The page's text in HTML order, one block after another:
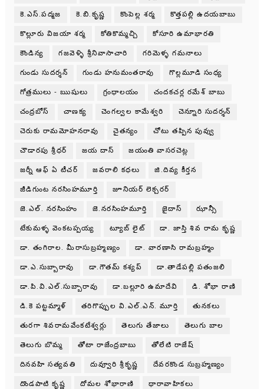
కె.ఎస్.పద్మజ కె.బి.కృష్ణ కొంపెల్ల శర్మ కొత్తపల్లి ఉదయబాబు
కొల్లూరు విజయా శర్మ కోతికొమ్మచ్చి కోసూరి ఉమాభారతి
కౌండిన్య గజవెళ్ళి శ్రీనివాసాచారి గరిమెళ్ళ గమనాలు
గుండు సుదర్శన్ గుండు హనుమంతరావు గొల్లమూడి సంధ్య
గోత్రములు - ఋషులు గ్రంధాలయం చందకచర్ల రమేశ్ బాబు
చంద్రబోస్ చాణక్య చెంగల్వల కామేశ్వరి చెన్నూరి సుదర్శన్
చెరుకు రామమోహనరావు చైతన్యం చోటు తప్పిన పువ్వు
చౌడారపు శ్రీధర్ జయ దాస్ జయంతి వాసరచెట్ల
జర్నీ ఆఫ్ ఏ టీచర్ జవరాలి కధలు జి.దివ్య కీర్తన
జీడిగుంట నరసింహమూర్తి జూనియర్ లెక్చరర్
జె.ఎల్. నరసింహం జె.నరసింహమూర్తి జైదాస్ ఝాన్సీ
టేకుమళ్ళ వెంకటప్పయ్య ట్యూబ్ లైట్ డా. జాస్తి శివ రామ కృష్ణ
డా. తంగిరాల. మీరాసుబ్రహ్మణ్యం డా. వారణాసి రామబ్రహ్మం
డా.ఎ.సుబ్బారావు డా.గౌతమ్ కశ్యప్ డా.తాడేపల్లి పతంజలి
డా.పి.వి.ఎల్.సుబ్బారావు డా.బల్లూరి ఉమాదేవి డి. శోభా రాణి
డి.కె పట్టమ్మాళ్ తరిగొప్పుల వి.ఎల్.ఎన్. మూర్తి తునకలు
తురగా శివరామవేంకటేశ్వర్లు తెలుగు తేజాలు తెలుగు బాల
తెలుగు బొమ్మ తోటా రాజేంద్రబాబు తోలేటి రాజేష్
దినవహి సత్యవతి దువ్వూరి శ్రీకృష్ణ దేవరకొండ సుబ్రహ్మణ్యం
దొండపాటి కృష్ణ దోమల శోభారాణి ధారావాహికలు